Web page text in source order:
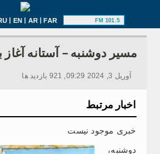
| EN | AR|FAR 101.5 FM
مسیر دوشنبه – آستانه آغاز
آوریل 3, 2024 09:29, 921 بازدید ها
اخبار مرتبط
خبری موجود نیست
دوشنبه،